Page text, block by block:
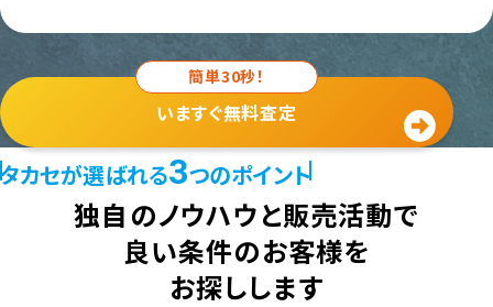
簡単30秒！
いますぐ無料査定
タカセが選ばれる3つのポイント
独自のノウハウと販売活動で
良い条件のお客様を
お探しします